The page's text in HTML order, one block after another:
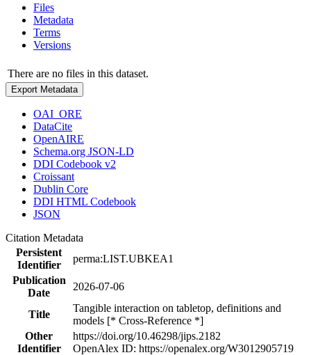
Files
Metadata
Terms
Versions
There are no files in this dataset.
Export Metadata
OAI_ORE
DataCite
OpenAIRE
Schema.org JSON-LD
DDI Codebook v2
Croissant
Dublin Core
DDI HTML Codebook
JSON
Citation Metadata
Persistent
Identifier
perma:LIST.UBKEA1
Publication
Date
2026-07-06
Title
Tangible interaction on tabletop, definitions and
models [* Cross-Reference *]
Other
Identifier
https://doi.org/10.46298/jips.2182
OpenAlex ID: https://openalex.org/W3012905719